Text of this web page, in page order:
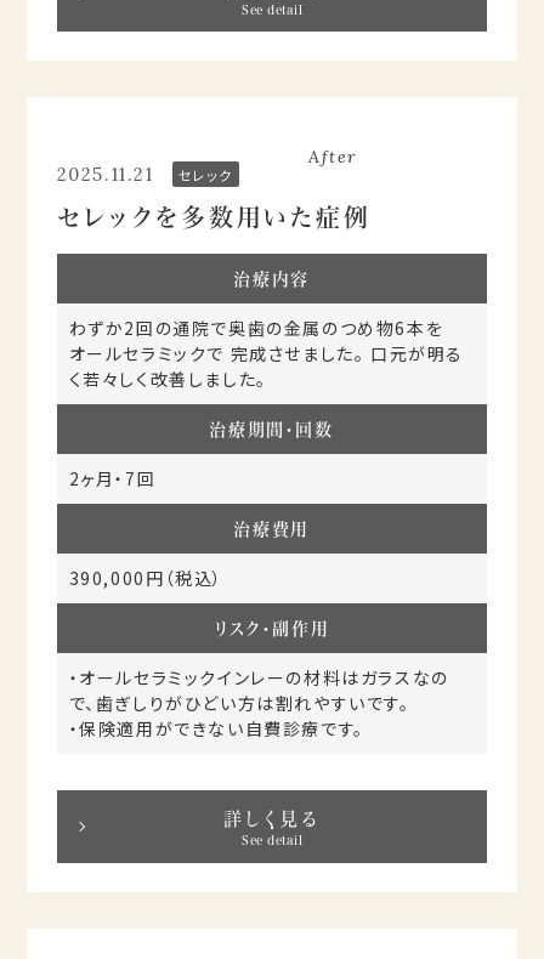
See detail
After
2025.11.21 セレック
セレックを多数用いた症例
治療内容
わずか2回の通院で奥歯の金属のつめ物6本を
オールセラミックで 完成させました。 口元が明る
く若々しく改善しました。
治療期間・回数
2ヶ月・7回
治療費用
390,000円（税込）
リスク・副作用
・オールセラミックインレーの材料はガラスなの
で、歯ぎしりがひどい方は割れやすいです。
・保険適用ができない自費診療です。
詳しく見る
See detail